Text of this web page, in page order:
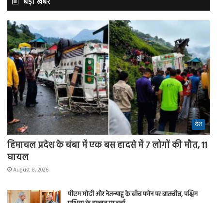
देश
हिमाचल प्रदेश के चंबा में एक बस हादसे में 7 लोगों की मौत, 11
घायल
August 8, 2026
पीएम मोदी और नेतन्याहू के बीच फोन पर बातचीत, पश्चिम